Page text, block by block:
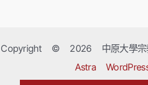
Copyright © 2026 中原大學
Astra